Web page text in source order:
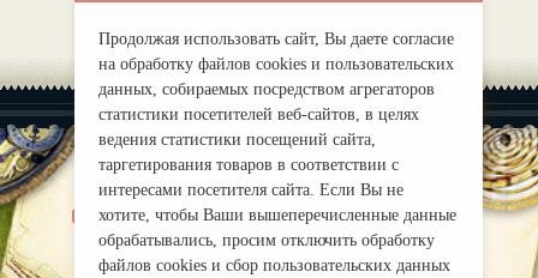
О нас |
Правила
mirprognoz@mail.ru
Продолжая использовать сайт, Вы даете согласие
на обработку файлов cookies и пользовательских
данных, собираемых посредством агрегаторов
статистики посетителей веб-сайтов, в целях
ведения статистики посещений сайта,
таргетирования товаров в соответствии с
интересами посетителя сайта. Если Вы не
хотите, чтобы Ваши вышеперечисленные данные
обрабатывались, просим отключить обработку
файлов cookies и сбор пользовательских данных